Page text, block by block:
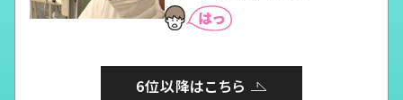
6位以降はこちら